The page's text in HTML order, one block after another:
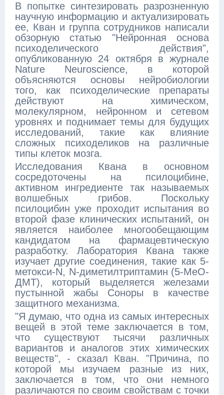
В попытке синтезировать разрозненную
научную информацию и актуализировать
ее, Кван и группа сотрудников написали
обзорную статью "Нейронная основа
психоделического действия",
опубликованную 24 октября в журнале
Nature Neuroscience, в которой
объясняются основы нейробиологии
того, как психоделические препараты
действуют на химическом,
молекулярном, нейронном и сетевом
уровнях и поднимает темы для будущих
исследований, такие как влияние
сложных психоделиков на различные
типы клеток мозга.
Исследования Квана в основном
сосредоточены на псилоцибине,
активном ингредиенте так называемых
волшебных грибов. Поскольку
псилоцибин уже проходит испытания во
второй фазе клинических испытаний, он
является наиболее многообещающим
кандидатом на фармацевтическую
разработку. Лаборатория Квана также
изучает другие соединения, такие как 5-
метокси-N, N-диметилтриптамин (5-МеО-
ДМТ), который выделяется железами
пустынной жабы Соноры в качестве
защитного механизма.
"Я думаю, что одна из самых интересных
вещей в этой теме заключается в том,
что существуют тысячи различных
вариантов и аналогов этих химических
веществ", - сказал Кван. "Причина, по
которой мы изучаем разные из них,
заключается в том, что они немного
различаются по своим свойствам с точки